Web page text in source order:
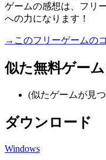
ゲームの感想は、フリ
への力になります！
→このフリーゲームの
似た無料ゲー
(似たゲームが見
ダウンロード
Windows